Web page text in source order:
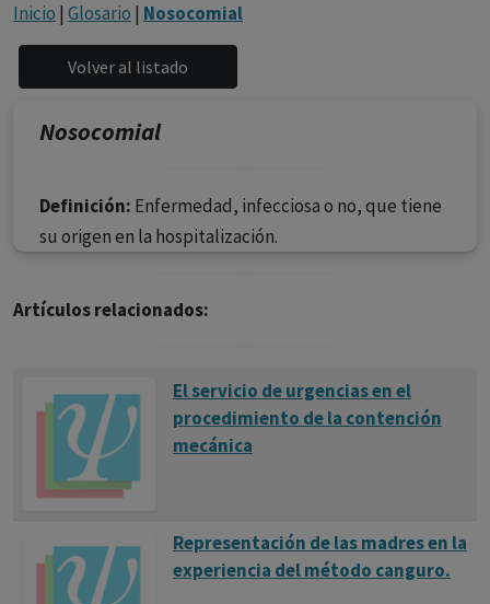
fármacos se facilita a título meramente informativo,
siendo responsabilidad de los profesionales
facultados prescribir medicamentos y decidir, en cada
caso concreto, el tratamiento más adecuado a las
Inicio | Glosario | Nosocomial
Nosocomial
Definición: Enfermedad, infecciosa o no, que tiene
su origen en la hospitalización.
Artículos relacionados:
El servicio de urgencias en el
procedimiento de la contención
mecánica
Representación de las madres en la
experiencia del método canguro.